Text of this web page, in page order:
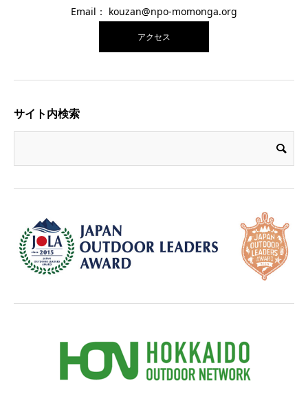
Email： kouzan@npo-momonga.org
アクセス
サイト内検索